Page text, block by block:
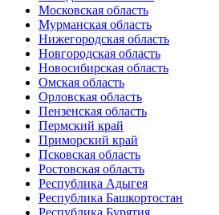
Московская область
Мурманская область
Нижегородская область
Новгородская область
Новосибирская область
Омская область
Орловская область
Пензенская область
Пермский край
Приморский край
Псковская область
Ростовская область
Республика Адыгея
Республика Башкортостан
Республика Бурятия